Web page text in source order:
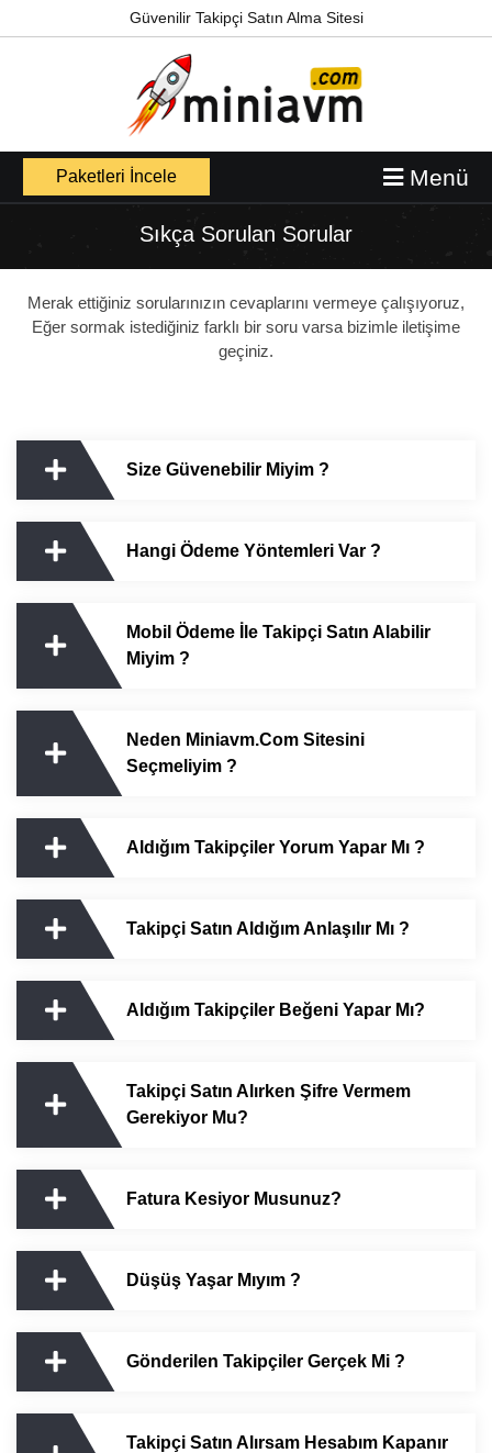
Güvenilir Takipçi Satın Alma Sitesi
Menü
Paketleri İncele
Sıkça Sorulan Sorular
Merak ettiğiniz sorularınızın cevaplarını vermeye çalışıyoruz,
Eğer sormak istediğiniz farklı bir soru varsa bizimle iletişime
geçiniz.
Size Güvenebilir Miyim ?
Hangi Ödeme Yöntemleri Var ?
Mobil Ödeme İle Takipçi Satın Alabilir
Miyim ?
Neden Miniavm.com Sitesini
Seçmeliyim ?
Aldığım Takipçiler Yorum Yapar Mı ?
Takipçi Satın Aldığım Anlaşılır Mı ?
Aldığım Takipçiler Beğeni Yapar Mı?
Takipçi Satın Alırken Şifre Vermem
Gerekiyor Mu?
Fatura Kesiyor Musunuz?
Düşüş Yaşar Mıyım ?
Gönderilen Takipçiler Gerçek Mi ?
Takipçi Satın Alırsam Hesabım Kapanır